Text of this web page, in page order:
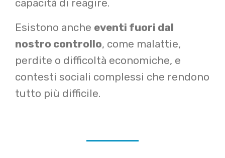
capacità di reagire.
Esistono anche eventi fuori dal
nostro controllo, come malattie,
perdite o difficoltà economiche, e
contesti sociali complessi che rendono
tutto più difficile.